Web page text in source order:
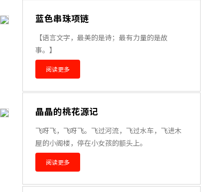
蓝色串珠项链
【语言文字，最美的是诗；最有力量的是故
事。】
阅读更多
晶晶的桃花源记
飞呀飞，飞呀飞。飞过河流，飞过水车，飞进木
屋的小阁楼，停在小女孩的额头上。
阅读更多